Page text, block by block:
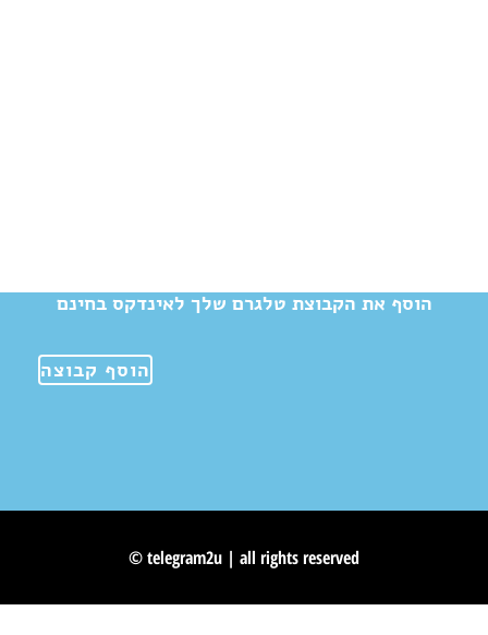
הוסף את הקבוצת טלגרם שלך לאינדקס בחינם
הוסף קבוצה
© telegram2u | all rights reserved